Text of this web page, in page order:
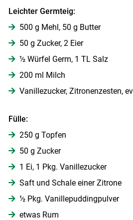
Skip to main
Leichter Germteig:
500 g Mehl, 50 g Butter
50 g Zucker, 2 Eier
½ Würfel Germ, 1 TL Salz
200 ml Milch
Vanillezucker, Zitronenzesten,
Fülle:
250 g Topfen
50 g Zucker
1 Ei, 1 Pkg. Vanillezucker
Saft und Schale einer Zitrone
½ Pkg. Vanillepuddingpulver
etwas Rum